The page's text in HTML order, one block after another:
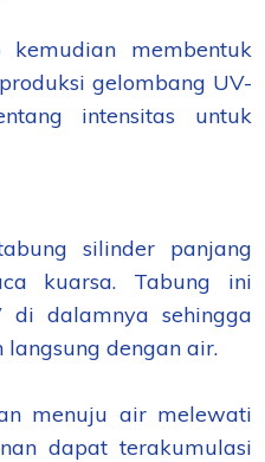
membentuk
gelombang UV-
intensitas untuk
silinder panjang
kuarsa. Tabung ini
di dalamnya sehingga
dengan air.
menuju air melewati
dapat terakumulasi